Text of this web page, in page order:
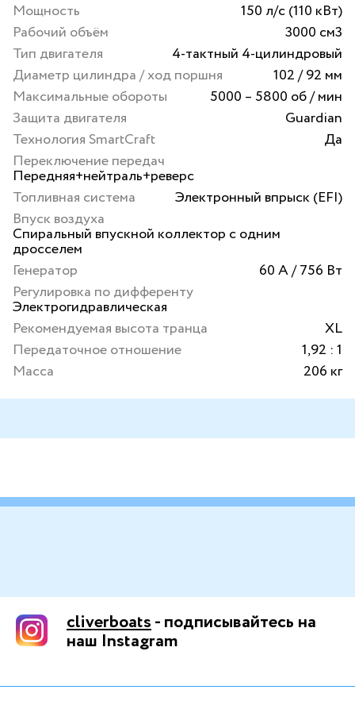
Мощность
150 л/с (110 кВт)
Рабочий объём
3000 см3
Тип двигателя
4-тактный 4-цилиндровый
Диаметр цилиндра / ход поршня
102 / 92 мм
Максимальные обороты
5000 – 5800 об / мин
Защита двигателя
Guardian
Технология SmartCraft
Да
Переключение передач
Передняя+нейтраль+реверс
Топливная система
Электронный впрыск (EFI)
Впуск воздуха
Спиральный впускной коллектор с одним
дросселем
Генератор
60 А / 756 Вт
Регулировка по дифференту
Электрогидравлическая
Рекомендуемая высота транца
XL
Передаточное отношение
1,92 : 1
Масса
206 кг
cliverboats- подписывайтесь на
наш Instagram